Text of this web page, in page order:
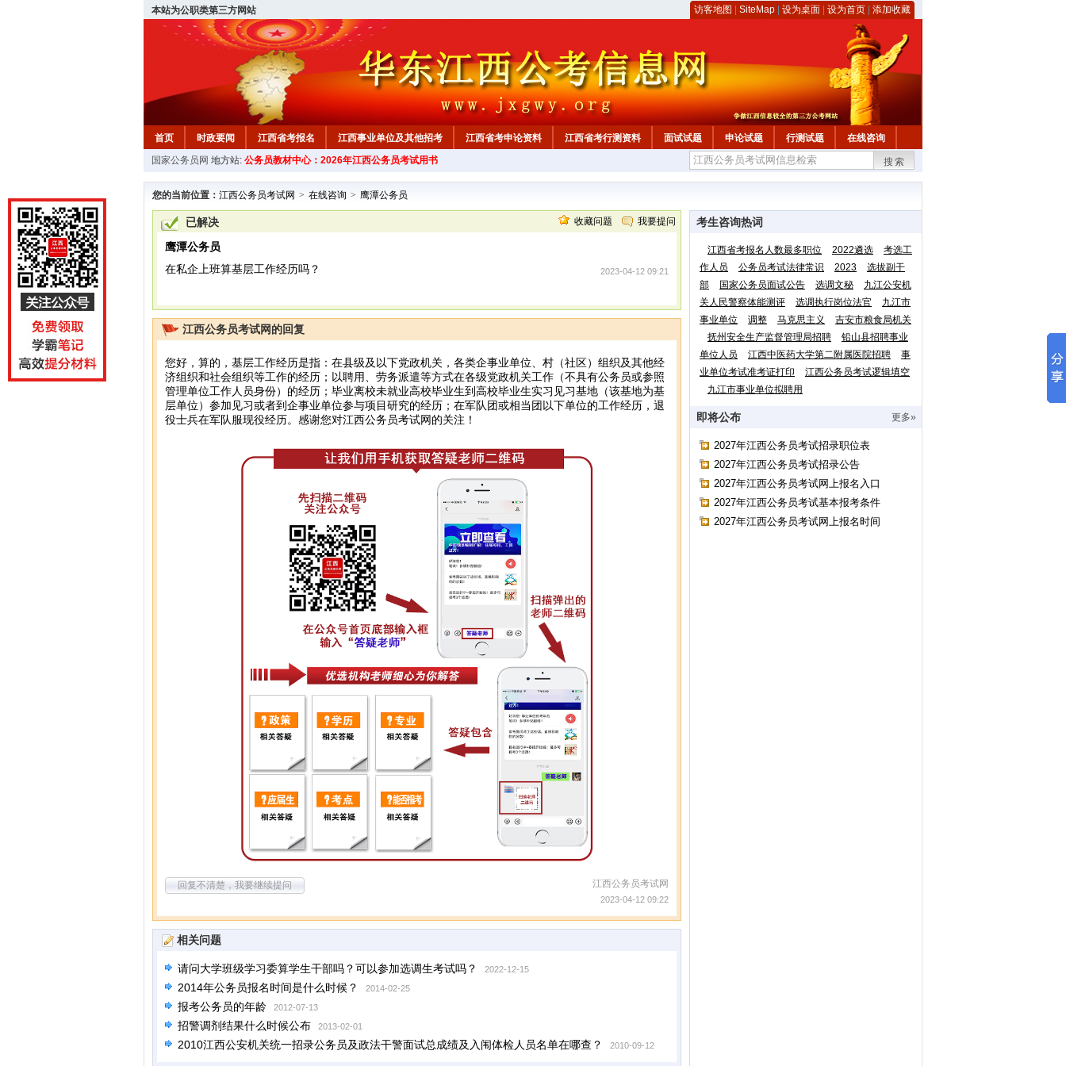
本站为公职类第三方网站 访客地图 SiteMap 设为桌面 设为首页 添加收藏
首页 时政要闻 江西省考报名 江西事业单位及其他招考 江西省考申论资料 江西省考行测资料 面试试题 申论试题 行测试题 在线咨询
教材中心
国家公务员网 地方站: 公务员教材中心：2026年江西公务员考试用书 搜索
您的当前位置： 江西公务员考试网 > 在线咨询 > 鹰潭公务员
已解决 收藏问题 我要提问
鹰潭公务员
在私企上班算基层工作经历吗？
2023-04-12 09:21
江西公务员考试网的回复
您好，算的，基层工作经历是指：在县级及以下党政机关，各类企事业单位、村（社区）组织及其他经
济组织和社会组织等工作的经历；以聘用、劳务派遣等方式在各级党政机关工作（不具有公务员或参照
管理单位工作人员身份）的经历；毕业离校未就业高校毕业生到高校毕业生实习见习基地（该基地为基
层单位）参加见习或者到企事业单位参与项目研究的经历；在军队团或相当团以下单位的工作经历，退
役士兵在军队服现役经历。感谢您对江西公务员考试网的关注！
回复不清楚，我要继续提问 江西公务员考试网
2023-04-12 09:22
相关问题
请问大学班级学习委算学生干部吗？可以参加选调生考试吗？ 2022-12-15
2014年公务员报名时间是什么时候？ 2014-02-25
报考公务员的年龄 2012-07-13
招警调剂结果什么时候公布 2013-02-01
2010江西公安机关统一招录公务员及政法干警面试总成绩及入闱体检人员名单在哪查？ 2010-09-12
考生咨询热词
江西省考报名人数最多职位 2022遴选
考选工
作人员
公务员考试法律常识 2023
选拔副干
部
国家公务员面试公告 选调文秘
九江公安机
关人民警察体能测评
选调执行岗位法官
九江市
事业单位
调整 马克思主义
吉安市粮食局机关
抚州安全生产监督管理局招聘
铅山县招聘事业
单位人员
江西中医药大学第二附属医院招聘
事
业单位考试准考证打印
江西公务员考试逻辑填空
九江市事业单位拟聘用
即将公布 更多»
2027年江西公务员考试招录职位表
2027年江西公务员考试招录公告
2027年江西公务员考试网上报名入口
2027年江西公务员考试基本报考条件
2027年江西公务员考试网上报名时间